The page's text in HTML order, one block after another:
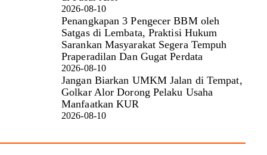
2026-08-10
Penangkapan 3 Pengecer BBM oleh
Satgas di Lembata, Praktisi Hukum
Sarankan Masyarakat Segera Tempuh
Praperadilan Dan Gugat Perdata
2026-08-10
Jangan Biarkan UMKM Jalan di Tempat,
Golkar Alor Dorong Pelaku Usaha
Manfaatkan KUR
2026-08-10